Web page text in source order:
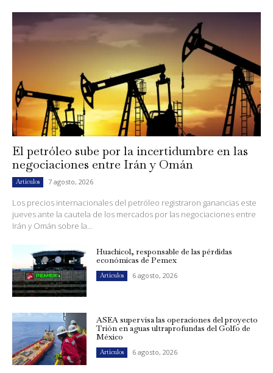
El petróleo sube por la incertidumbre en las
negociaciones entre Irán y Omán
Artículos 7 agosto, 2026
Los precios internacionales del petróleo registraron ganancias este
jueves ante la cautela de los mercados por las negociaciones entre
Irán y Omán sobre la...
Huachicol, responsable de las pérdidas
económicas de Pemex
Artículos 6 agosto, 2026
ASEA supervisa las operaciones del proyecto
Trión en aguas ultraprofundas del Golfo de
México
Artículos 6 agosto, 2026